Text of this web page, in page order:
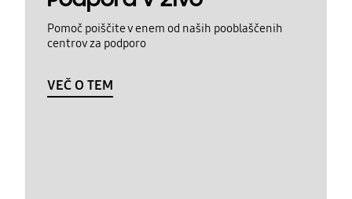
Pomoč poiščite v enem od naših pooblaščenih
centrov za podporo
VEČ O TEM